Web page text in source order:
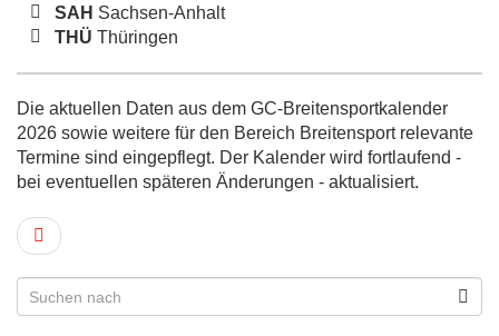
SAH Sachsen-Anhalt
THÜ Thüringen
Die aktuellen Daten aus dem GC-Breitensportkalender
2026 sowie weitere für den Bereich Breitensport relevante
Termine sind eingepflegt. Der Kalender wird fortlaufend -
bei eventuellen späteren Änderungen - aktualisiert.